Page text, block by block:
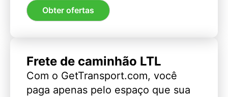
Obter ofertas
Frete de caminhão LTL
Com o GetTransport.com, você
paga apenas pelo espaço que sua